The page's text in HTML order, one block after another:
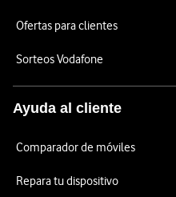
Ofertas para clientes
Sorteos Vodafone
Ayuda al cliente
Comparador de móviles
Repara tu dispositivo